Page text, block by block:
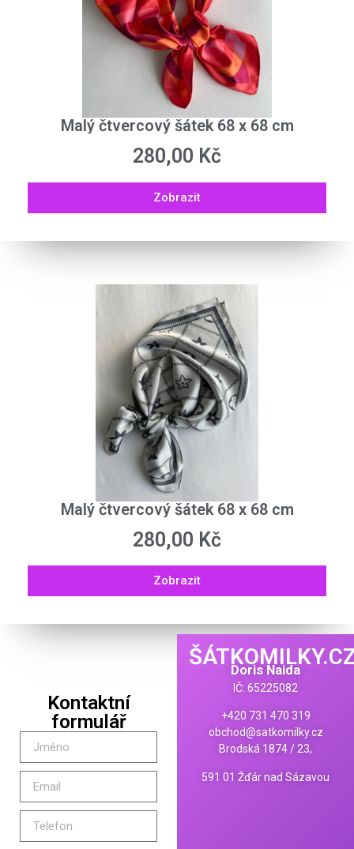
Malý čtvercový šátek 68 x 68 cm
280,00 Kč
Zobrazit
Malý čtvercový šátek 68 x 68 cm
280,00 Kč
Zobrazit
Kontaktní
formulář
Doris Naida
IČ: 65225082
+420 731 470 319
obchod@satkomilky.cz
Brodská 1874 / 23,
591 01 Žďár nad Sázavou